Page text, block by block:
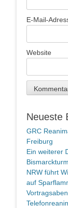
E-Mail-
Website
Neueste
GRC
Freiburg
Ein weiterer
NRW führt
auf